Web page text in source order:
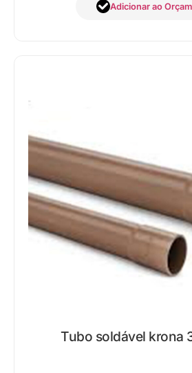
Adicionar ao
Tubo soldável krona